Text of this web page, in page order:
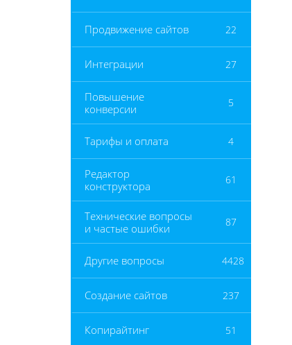
Продвижение сайтов 22
Интеграции 27
Повышение
конверсии
5
Тарифы и оплата 4
Редактор
конструктора
61
Технические вопросы
и частые ошибки
87
Другие вопросы 4428
Создание сайтов 237
Копирайтинг 51